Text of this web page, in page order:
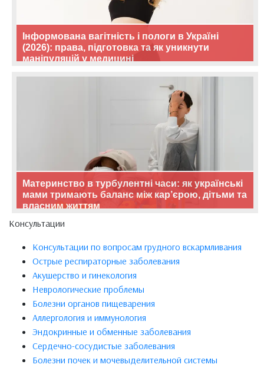
Інформована вагітність і пологи в Україні
(2026): права, підготовка та як уникнути
маніпуляцій у медицині
Материнство в турбулентні часи: як українські
мами тримають баланс між кар’єрою, дітьми та
власним життям
Консультации
Консультации по вопросам грудного вскармливания
Острые респираторные заболевания
Акушерство и гинекология
Неврологические проблемы
Болезни органов пищеварения
Аллергология и иммунология
Эндокринные и обменные заболевания
Сердечно-сосудистые заболевания
Болезни почек и мочевыделительной системы